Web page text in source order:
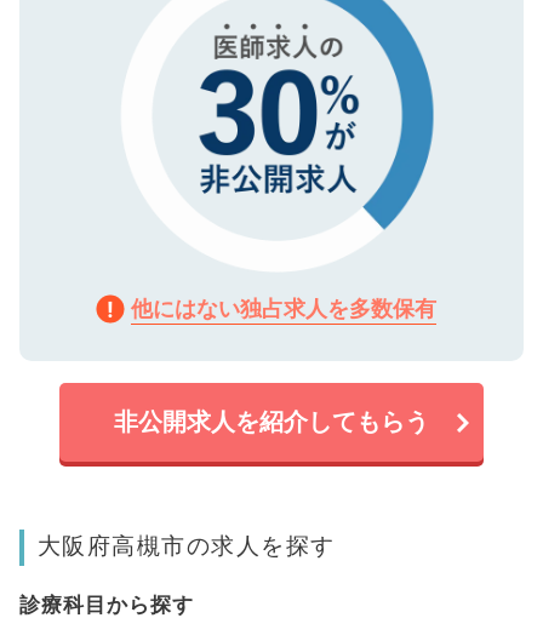
他にはない独占求人を多数保有
非公開求人を紹介してもらう
大阪府高槻市の求人を探す
診療科目から探す